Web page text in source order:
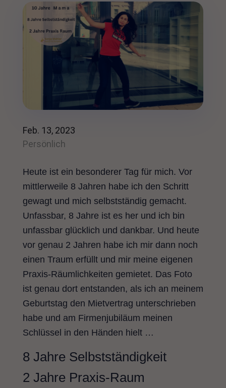
Feb. 13, 2023
Persönlich
Heute ist ein besonderer Tag für mich. Vor
mittlerweile 8 Jahren habe ich den Schritt
gewagt und mich selbstständig gemacht.
Unfassbar, 8 Jahre ist es her und ich bin
unfassbar glücklich und dankbar. Und heute
vor genau 2 Jahren habe ich mir dann noch
einen Traum erfüllt und mir meine eigenen
Praxis-Räumlichkeiten gemietet. Das Foto
ist genau dort entstanden, als ich an meinem
Geburtstag den Mietvertrag unterschrieben
habe und am Firmenjubiläum meinen
Schlüssel in den Händen hielt …
8 Jahre Selbstständigkeit
2 Jahre Praxis-Raum